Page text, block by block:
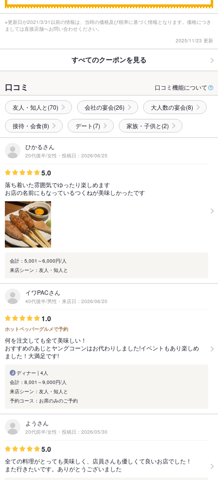
※更新日が2021/3/31以前の情報は、当時の価格及び税率に基づく情報となります。価格につき
ましては直接店舗へお問い合わせください。
2025/11/23 更新
すべてのクーポンを見る
口コミ 口コミ機能について
友人・知人と(70) 会社の宴会(26) 大人数の宴会(8)
接待・会食(8) デート(7) 家族・子供と(2)
ひかるさん
20代後半/女性・投稿日：2026/06/25
5.0
落ち着いた雰囲気でゆったり楽しめます
お店の名前にもなっているつくねが美味しかったです
会計：5,001～6,000円/人
来店シーン：友人・知人と
イワPACさん
40代後半/男性・来店日：2026/06/20
1.0
ホットペッパーグルメで予約
何を注文しても全て美味しい！
おすすめのあじとヤングコーンはお代わりしました!イベントもあり楽しめ
ました！大満足です!
ディナー | 4人
会計：8,001～9,000円/人
来店シーン：友人・知人と
予約コース：お席のみのご予約
ようさん
20代前半/女性・投稿日：2026/05/30
5.0
全ての料理がとっても美味しく、店員さんも優しくて良いお店でした！
また行きたいです。ありがとうございました